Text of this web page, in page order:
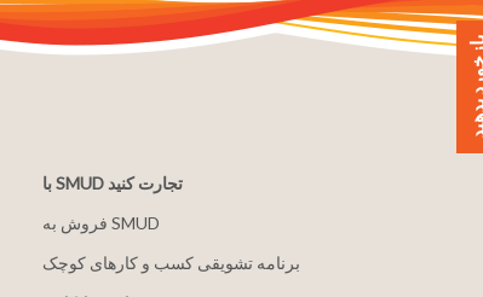
با SMUD تجارت کنید
فروش به SMUD
برنامه تشویقی کسب و کارهای کوچک